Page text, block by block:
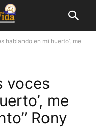
hablando en mi huerto’, me
voces
me
Rony